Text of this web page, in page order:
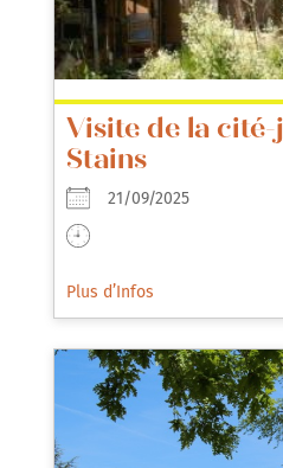
Visite de la
Stains
21/09/2025
Plus d’Infos